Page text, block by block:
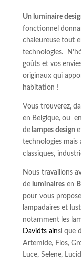
Un luminaire
fonctionnel
chaleureuse tout
technologies.
goûts et vos
originaux qui
habitation !
Vous trouverez,
en Belgique, ou
de lampes design
technologies mais
classiques,
Nous travaillons
de luminaires en
pour vous
lampadaires et
notamment les
Davidts ainsi que
Artemide, Flos,
Luce, Selene,